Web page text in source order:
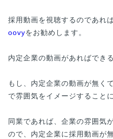
採用動画を視聴するのであれば
oovyをお勧めします。
内定企業の動画があればでき
もし、内定企業の動画が無く
で雰囲気をイメージすること
同業であれば、企業の雰囲気
ので、内定企業に採用動画が